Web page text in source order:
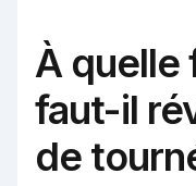
À quelle
faut-il
de